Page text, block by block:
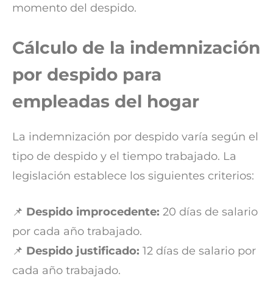
momento del despido.
Cálculo de la indemnización
por despido para
empleadas del hogar
La indemnización por despido varía según el
tipo de despido y el tiempo trabajado. La
legislación establece los siguientes criterios:
📌 Despido improcedente: 20 días de salario
por cada año trabajado.
📌 Despido justificado: 12 días de salario por
cada año trabajado.